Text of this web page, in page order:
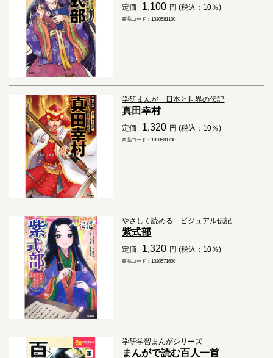
定価 1,100 円 (税込：10％)
商品コード：1020581100
学研まんが 日本と世界の伝記
真田幸村
定価 1,320 円 (税込：10％)
商品コード：1020581700
やさしく読める ビジュアル伝記...
紫式部
定価 1,320 円 (税込：10％)
商品コード：1020571600
学研学習まんがシリーズ
まんがで読む百人一首